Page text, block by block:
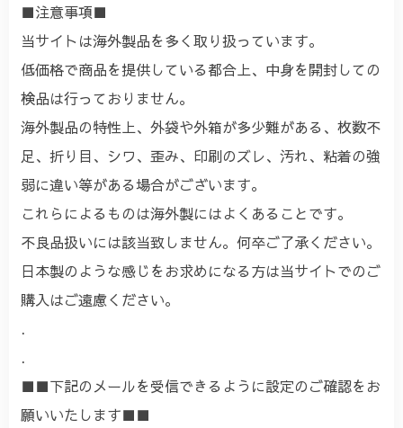
■注意事項■
当サイトは海外製品を多く取り扱っています。
低価格で商品を提供している都合上、中身を開封しての
検品は行っておりません。
海外製品の特性上、外袋や外箱が多少難がある、枚数不
足、折り目、シワ、歪み、印刷のズレ、汚れ、粘着の強
弱に違い等がある場合がございます。
これらによるものは海外製にはよくあることです。
不良品扱いには該当致しません。何卒ご了承ください。
日本製のような感じをお求めになる方は当サイトでのご
購入はご遠慮ください。
.
.
■■下記のメールを受信できるように設定のご確認をお
願いいたします■■